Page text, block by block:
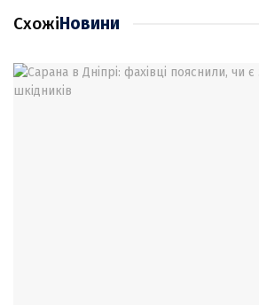
СхожіНовини